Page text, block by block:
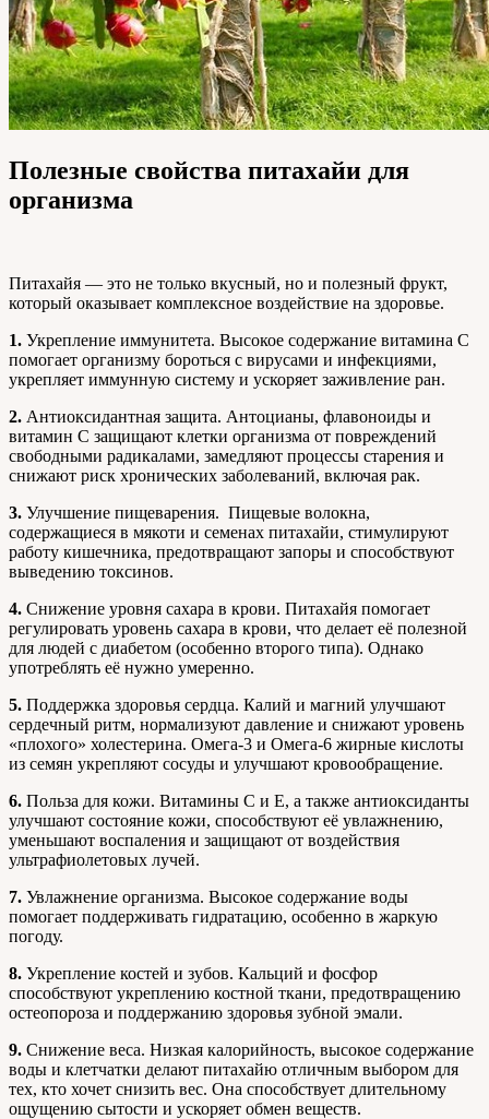
Полезные свойства питахайи для
организма
Питахайя — это не только вкусный, но и полезный фрукт,
который оказывает комплексное воздействие на здоровье.
1. Укрепление иммунитета. Высокое содержание витамина C
помогает организму бороться с вирусами и инфекциями,
укрепляет иммунную систему и ускоряет заживление ран.
2. Антиоксидантная защита. Антоцианы, флавоноиды и
витамин C защищают клетки организма от повреждений
свободными радикалами, замедляют процессы старения и
снижают риск хронических заболеваний, включая рак.
3. Улучшение пищеварения. Пищевые волокна,
содержащиеся в мякоти и семенах питахайи, стимулируют
работу кишечника, предотвращают запоры и способствуют
выведению токсинов.
4. Снижение уровня сахара в крови. Питахайя помогает
регулировать уровень сахара в крови, что делает её полезной
для людей с диабетом (особенно второго типа). Однако
употреблять её нужно умеренно.
5. Поддержка здоровья сердца. Калий и магний улучшают
сердечный ритм, нормализуют давление и снижают уровень
«плохого» холестерина. Омега-3 и Омега-6 жирные кислоты
из семян укрепляют сосуды и улучшают кровообращение.
6. Польза для кожи. Витамины C и E, а также антиоксиданты
улучшают состояние кожи, способствуют её увлажнению,
уменьшают воспаления и защищают от воздействия
ультрафиолетовых лучей.
7. Увлажнение организма. Высокое содержание воды
помогает поддерживать гидратацию, особенно в жаркую
погоду.
8. Укрепление костей и зубов. Кальций и фосфор
способствуют укреплению костной ткани, предотвращению
остеопороза и поддержанию здоровья зубной эмали.
9. Снижение веса. Низкая калорийность, высокое содержание
воды и клетчатки делают питахайю отличным выбором для
тех, кто хочет снизить вес. Она способствует длительному
ощущению сытости и ускоряет обмен веществ.